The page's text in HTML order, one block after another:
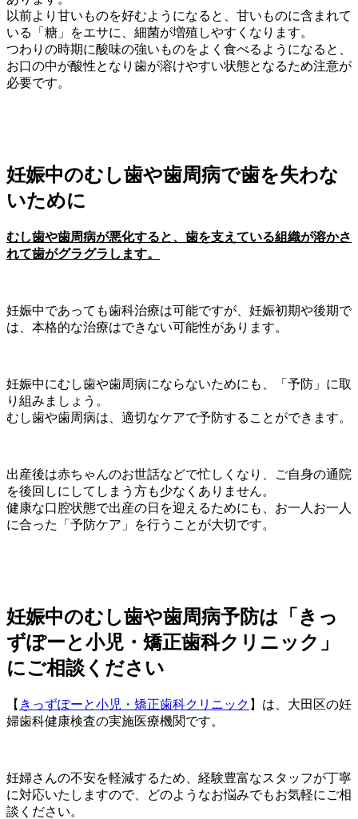
以前より甘いものを好むようになると、甘いものに含まれて
いる「糖」をエサに、細菌が増殖しやすくなります。
つわりの時期に酸味の強いものをよく食べるようになると、
お口の中が酸性となり歯が溶けやすい状態となるため注意が
必要です。
妊娠中のむし歯や歯周病で歯を失わな
いために
むし歯や歯周病が悪化すると、歯を支えている組織が溶かさ
れて歯がグラグラします。
妊娠中であっても歯科治療は可能ですが、妊娠初期や後期で
は、本格的な治療はできない可能性があります。
妊娠中にむし歯や歯周病にならないためにも、「予防」に取
り組みましょう。
むし歯や歯周病は、適切なケアで予防することができます。
出産後は赤ちゃんのお世話などで忙しくなり、ご自身の通院
を後回しにしてしまう方も少なくありません。
健康な口腔状態で出産の日を迎えるためにも、お一人お一人
に合った「予防ケア」を行うことが大切です。
妊娠中のむし歯や歯周病予防は「きっ
ずぽーと小児・矯正歯科クリニック」
にご相談ください
【 きっずぽーと小児・矯正歯科クリニック 】は、大田区の妊
婦歯科健康検査の実施医療機関です。
妊婦さんの不安を軽減するため、経験豊富なスタッフが丁寧
に対応いたしますので、どのようなお悩みでもお気軽にご相
談ください。